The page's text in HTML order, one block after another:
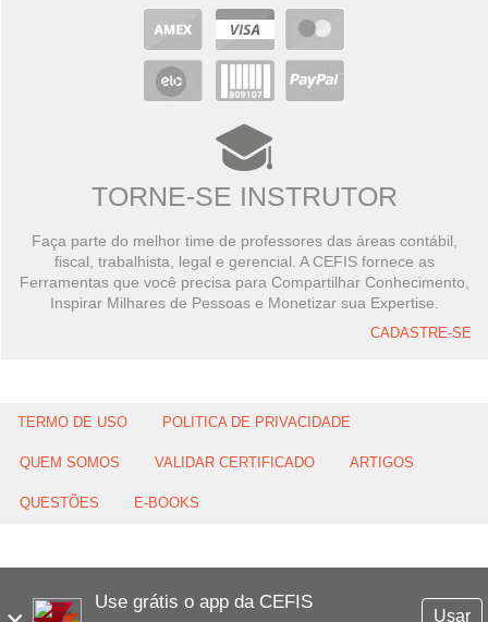
Use grátis o app da CEFIS
Usar
TORNE-SE INSTRUTOR
Faça parte do melhor time de professores das áreas contábil,
fiscal, trabalhista, legal e gerencial. A CEFIS fornece as
Ferramentas que você precisa para Compartilhar Conhecimento,
Inspirar Milhares de Pessoas e Monetizar sua Expertise.
CADASTRE-SE
TERMO DE USO POLITICA DE PRIVACIDADE
QUEM SOMOS VALIDAR CERTIFICADO ARTIGOS
QUESTÕES E-BOOKS